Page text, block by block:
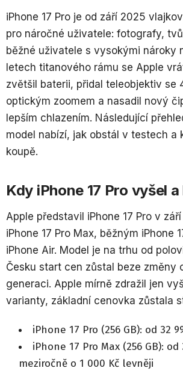
iPhone 17 Pro je od září 2025
pro náročné uživatele: fotografy,
běžné uživatele s vysokými nároky
letech titanového rámu se Apple
zvětšil baterii, přidal teleobjektiv se
optickým zoomem a nasadil nový
lepším chlazením. Následující
model nabízí, jak obstál v testech a
koupě.
Kdy iPhone 17 Pro vyšel
Apple představil iPhone 17 Pro v
iPhone 17 Pro Max, běžným iPhone
iPhone Air. Model je na trhu od
Česku start cen zůstal beze změny
generaci. Apple mírně zdražil jen
varianty, základní cenovka zůstala
iPhone 17 Pro (256 GB): od 32
iPhone 17 Pro Max (256 GB): od
meziročně o 1 000 Kč levněji